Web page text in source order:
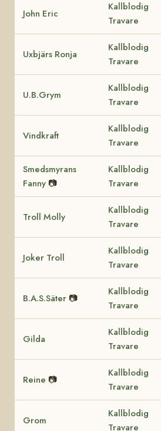
John Eric
Kallblodig
Travare
Uxbjärs Ronja
Kallblodig
Travare
U.B.Grym
Kallblodig
Travare
Vindkraft
Kallblodig
Travare
Smedsmyrans
Fanny 📷
Kallblodig
Travare
Troll Molly
Kallblodig
Travare
Joker Troll
Kallblodig
Travare
B.A.S.Säter 📷
Kallblodig
Travare
Gilda
Kallblodig
Travare
Reine 📷
Kallblodig
Travare
Grom
Kallblodig
Travare